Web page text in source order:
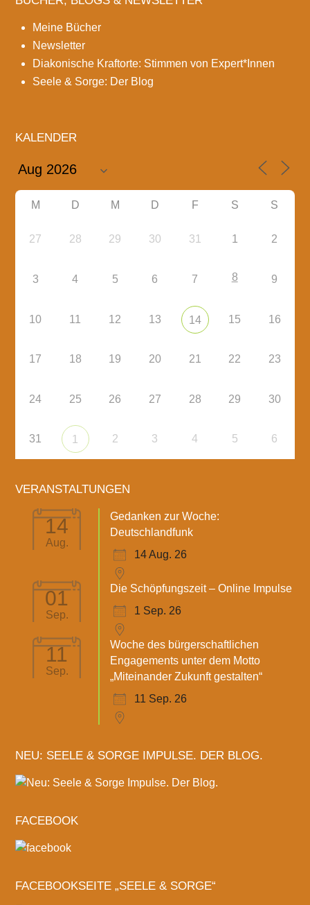
Meine Bücher
Newsletter
Diakonische Kraftorte: Stimmen von Expert*Innen
Seele & Sorge: Der Blog
KALENDER
M D M D F S S
27 28 29 30 31 1 2
3 4 5 6 7 8 9
10 11 12 13 14 15 16
17 18 19 20 21 22 23
24 25 26 27 28 29 30
31 1 2 3 4 5 6
VERANSTALTUNGEN
14
Aug.
Gedanken zur Woche:
Deutschlandfunk
14 Aug. 26
01
Sep.
Die Schöpfungszeit – Online Impulse
1 Sep. 26
11
Sep.
Woche des bürgerschaftlichen
Engagements unter dem Motto
„Miteinander Zukunft gestalten“
11 Sep. 26
NEU: SEELE & SORGE IMPULSE. DER BLOG.
FACEBOOK
FACEBOOKSEITE „SEELE & SORGE“